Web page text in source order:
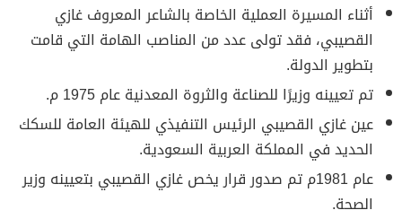
أثناء المسيرة العملية الخاصة بالشاعر المعروف غازي
القصيبي، فقد تولى عدد من المناصب الهامة التي قامت
بتطوير الدولة.
تم تعيينه وزيرًا للصناعة والثروة المعدنية عام 1975 م.
عين غازي القصيبي الرئيس التنفيذي للهيئة العامة للسكك
الحديد في المملكة العربية السعودية.
عام 1981م تم صدور قرار يخص غازي القصيبي بتعيينه وزير
الصحة.